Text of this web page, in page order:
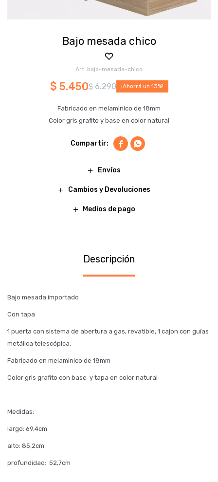
Bajo mesada chico
bajo-mesada-chico
$ 5.450$ 6.290 13
Fabricado en melaminico de 18mm
Color gris grafito y base en color natural
 
Envíos
Cambios y Devoluciones
Medios de pago
Descripción
Bajo mesada importado
Con tapa
1 puerta con sistema de abertura a gas, revatible, 1 cajon con guías
metálica telescópica.
Fabricado en melaminico de 18mm
Color gris grafito con base y tapa en color natural
Medidas:
largo: 69,4cm
alto: 85,2cm
profundidad: 52,7cm